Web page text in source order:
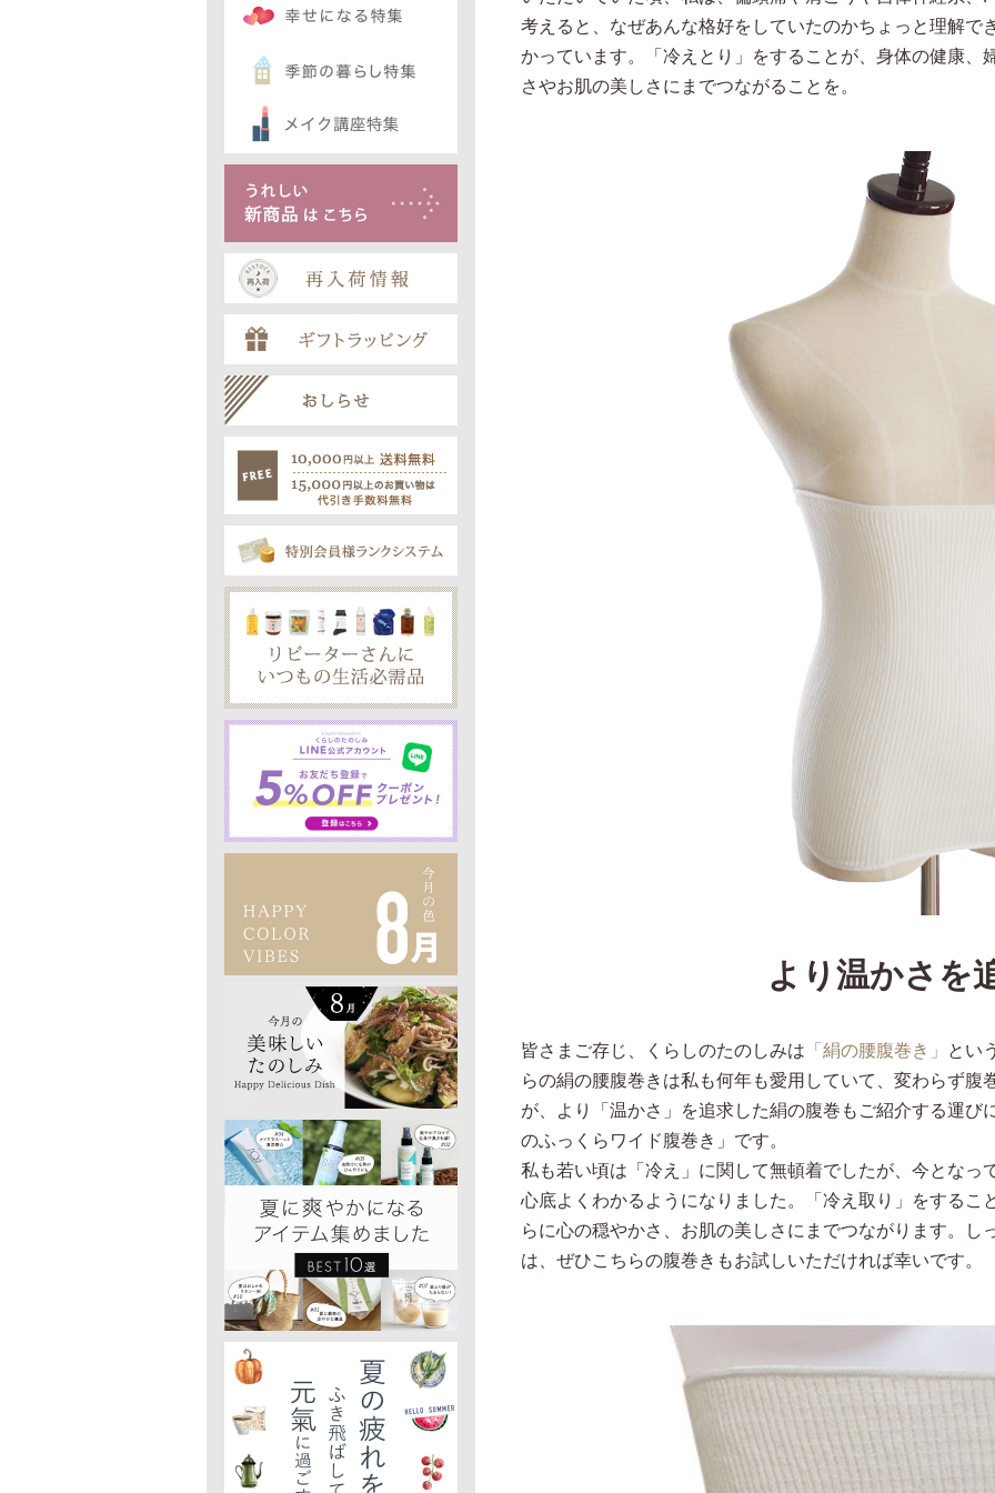
考えると、なぜあんな格好をしていたのかちょっと理解で
かっています。「冷えとり」をすることが、身体の健康、
さやお肌の美しさにまでつながることを。
より温かさを
皆さまご存じ、くらしのたのしみは 「絹の腰腹巻き」
とい
らの絹の腰腹巻きは私も何年も愛用していて、変わらず腹
が、より「温かさ」を追求した絹の腹巻もご紹介する運び
のふっくらワイド腹巻き」です。
私も若い頃は「冷え」に関して無頓着でしたが、今となっ
心底よくわかるようになりました。「冷え取り」をするこ
らに心の穏やかさ、お肌の美しさにまでつながります。し
は、ぜひこちらの腹巻きもお試しいただければ幸いです。